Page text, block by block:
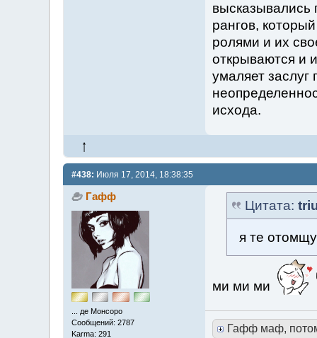
высказывались
рангов,
ролями и их
открываются и
умаляет
исхода.
#438: Июля 17, 2014, 18:38:35
Гафф
... де Монсоро
Сообщений: 2787
Karma: 291
Цитата:
я те
ми ми ми
Гафф маф,